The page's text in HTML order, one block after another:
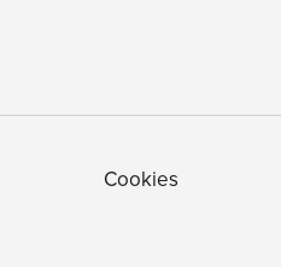
Cookies